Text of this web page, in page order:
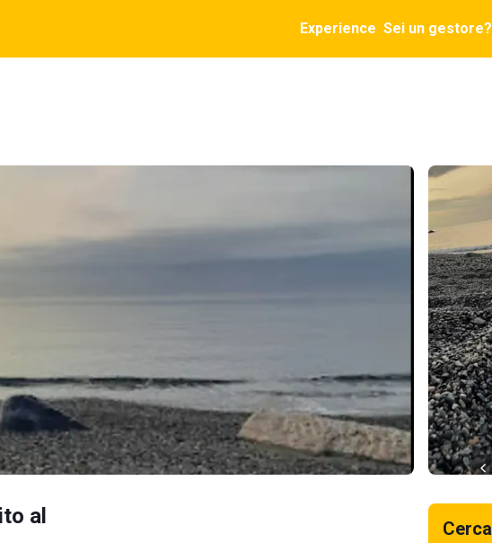
Experience Sei un gestore?
al
Cerca